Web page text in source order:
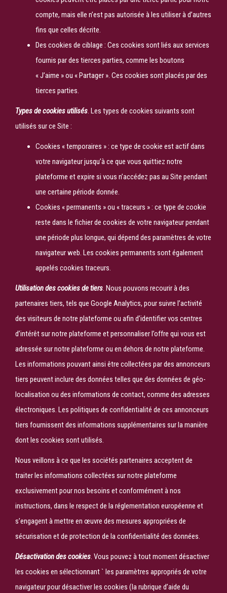
compte, mais elle n’est pas autorisée à les utiliser à d’autres
fins que celles décrite.
Des cookies de ciblage : Ces cookies sont liés aux services
fournis par des tierces parties, comme les boutons
« J’aime » ou « Partager ». Ces cookies sont placés par des
tierces parties.
Types de cookies utilisés. Les types de cookies suivants sont
utilisés sur ce Site :
Cookies « temporaires » : ce type de cookie est actif dans
votre navigateur jusqu’à ce que vous quittiez notre
plateforme et expire si vous n’accédez pas au Site pendant
une certaine période donnée.
Cookies « permanents » ou « traceurs » : ce type de cookie
reste dans le fichier de cookies de votre navigateur pendant
une période plus longue, qui dépend des paramètres de votre
navigateur web. Les cookies permanents sont également
appelés cookies traceurs.
Utilisation des cookies de tiers. Nous pouvons recourir à des
partenaires tiers, tels que Google Analytics, pour suivre l’activité
des visiteurs de notre plateforme ou afin d’identifier vos centres
d’intérêt sur notre plateforme et personnaliser l’offre qui vous est
adressée sur notre plateforme ou en dehors de notre plateforme.
Les informations pouvant ainsi être collectées par des annonceurs
tiers peuvent inclure des données telles que des données de géo-
localisation ou des informations de contact, comme des adresses
électroniques. Les politiques de confidentialité de ces annonceurs
tiers fournissent des informations supplémentaires sur la manière
dont les cookies sont utilisés.
Nous veillons à ce que les sociétés partenaires acceptent de
traiter les informations collectées sur notre plateforme
exclusivement pour nos besoins et conformément à nos
instructions, dans le respect de la réglementation européenne et
s’engagent à mettre en œuvre des mesures appropriées de
sécurisation et de protection de la confidentialité des données.
Désactivation des cookies. Vous pouvez à tout moment désactiver
les cookies en sélectionnant ` les paramètres appropriés de votre
navigateur pour désactiver les cookies (la rubrique d’aide du